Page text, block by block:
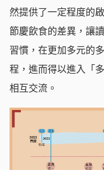
然提供了一定程度的
節慶飲食的差異，讓
習慣，在更加多元的
程，進而得以進入「
相互交流。